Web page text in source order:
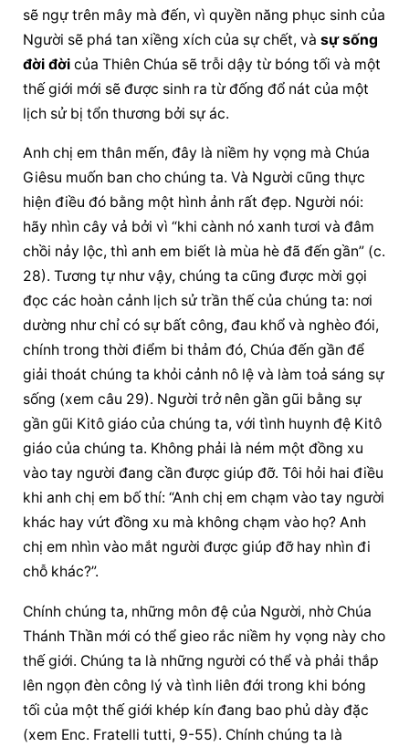
sẽ ngự trên mây mà đến, vì quyền năng phục sinh của
Người sẽ phá tan xiềng xích của sự chết, và sự sống
đời đời của Thiên Chúa sẽ trỗi dậy từ bóng tối và một
thế giới mới sẽ được sinh ra từ đống đổ nát của một
lịch sử bị tổn thương bởi sự ác.
Anh chị em thân mến, đây là niềm hy vọng mà Chúa
Giêsu muốn ban cho chúng ta. Và Người cũng thực
hiện điều đó bằng một hình ảnh rất đẹp. Người nói:
hãy nhìn cây vả bởi vì “khi cành nó xanh tươi và đâm
chồi nảy lộc, thì anh em biết là mùa hè đã đến gần” (c.
28). Tương tự như vậy, chúng ta cũng được mời gọi
đọc các hoàn cảnh lịch sử trần thế của chúng ta: nơi
dường như chỉ có sự bất công, đau khổ và nghèo đói,
chính trong thời điểm bi thảm đó, Chúa đến gần để
giải thoát chúng ta khỏi cảnh nô lệ và làm toả sáng sự
sống (xem câu 29). Người trở nên gần gũi bằng sự
gần gũi Kitô giáo của chúng ta, với tình huynh đệ Kitô
giáo của chúng ta. Không phải là ném một đồng xu
vào tay người đang cần được giúp đỡ. Tôi hỏi hai điều
khi anh chị em bố thí: “Anh chị em chạm vào tay người
khác hay vứt đồng xu mà không chạm vào họ? Anh
chị em nhìn vào mắt người được giúp đỡ hay nhìn đi
chỗ khác?”.
Chính chúng ta, những môn đệ của Người, nhờ Chúa
Thánh Thần mới có thể gieo rắc niềm hy vọng này cho
thế giới. Chúng ta là những người có thể và phải thắp
lên ngọn đèn công lý và tình liên đới trong khi bóng
tối của một thế giới khép kín đang bao phủ dày đặc
(xem Enc. Fratelli tutti, 9-55). Chính chúng ta là